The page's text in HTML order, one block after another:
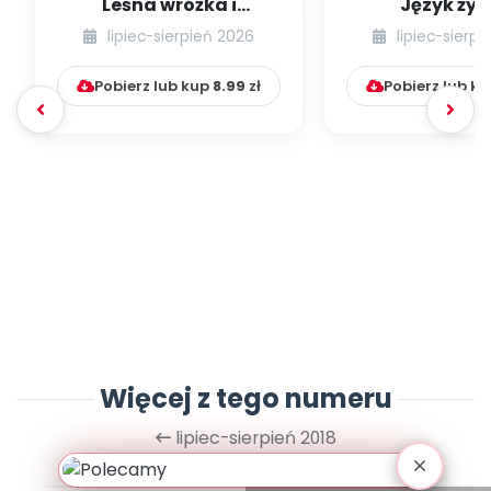
przyjaciele
lipiec-sierpień 2026
Pobierz lub kup 8.99 zł
lipiec-
Pobierz lub
Więcej z tego numeru
lipiec-sierpień 2018